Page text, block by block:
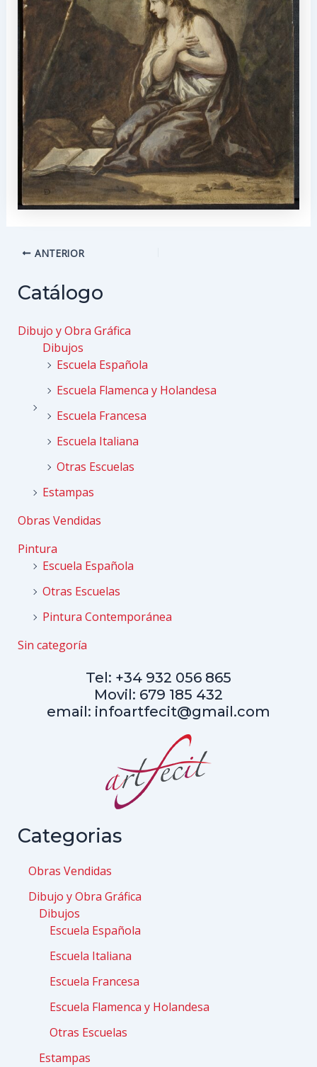
Navegación
entradas
ANTERIOR
Catálogo
Dibujo y Obra Gráfica
Dibujos
Escuela Española
Escuela Flamenca y Holandesa
Escuela Francesa
Escuela Italiana
Otras Escuelas
Estampas
Obras Vendidas
Pintura
Escuela Española
Otras Escuelas
Pintura Contemporánea
Sin categoría
Tel: +34 932 056 865
Movil: 679 185 432
email: infoartfecit@gmail.com
Categorias
Obras Vendidas
Dibujo y Obra Gráfica
Dibujos
Escuela Española
Escuela Italiana
Escuela Francesa
Escuela Flamenca y Holandesa
Otras Escuelas
Estampas